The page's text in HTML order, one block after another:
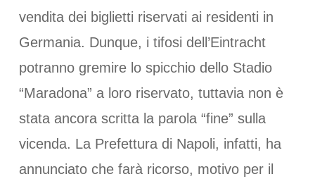
vendita dei biglietti riservati ai residenti in
Germania. Dunque, i tifosi dell’Eintracht
potranno gremire lo spicchio dello Stadio
“Maradona” a loro riservato, tuttavia non è
stata ancora scritta la parola “fine” sulla
vicenda. La Prefettura di Napoli, infatti, ha
annunciato che farà ricorso, motivo per il